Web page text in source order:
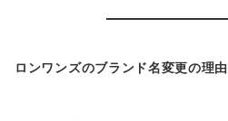
ロンワンズのブランド名変更の理由